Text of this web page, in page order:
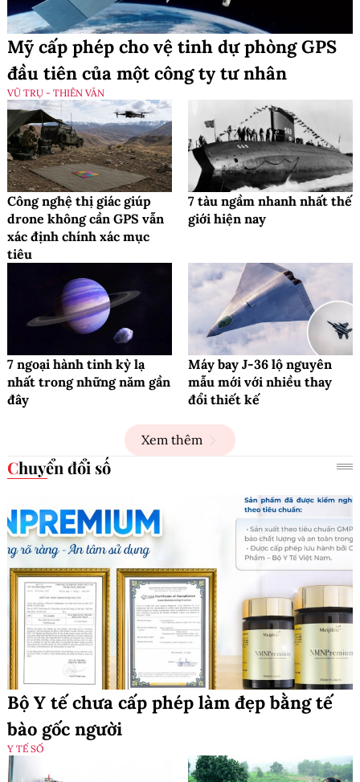
Mỹ cấp phép cho vệ tinh dự phòng GPS
đầu tiên của một công ty tư nhân
VŨ TRỤ - THIÊN VĂN
Công nghệ thị giác giúp
drone không cần GPS vẫn
xác định chính xác mục
tiêu
7 tàu ngầm nhanh nhất thế
giới hiện nay
7 ngoại hành tinh kỳ lạ
nhất trong những năm gần
đây
Máy bay J-36 lộ nguyên
mẫu mới với nhiều thay
đổi thiết kế
Xem thêm
Chuyển đổi số
Bộ Y tế chưa cấp phép làm đẹp bằng tế
bào gốc người
Y TẾ SỐ